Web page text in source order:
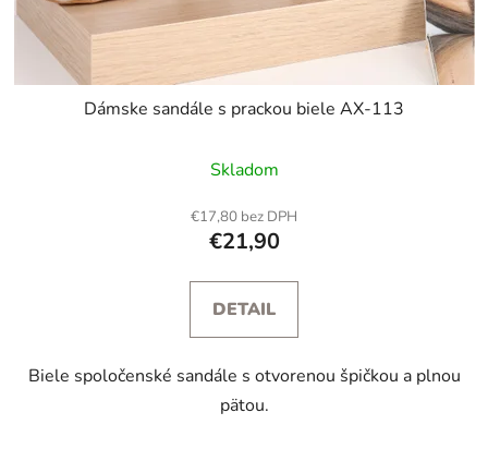
Dámske sandále s prackou biele AX-113
Skladom
€17,80 bez DPH
€21,90
DETAIL
Biele spoločenské sandále s otvorenou špičkou a plnou
pätou.